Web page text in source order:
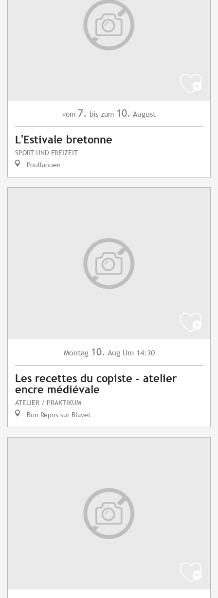
vom 7. bis zum 10. August
L'Estivale bretonne
SPORT UND FREIZEIT
Poullaouen
Montag 10. Aug Um 14:30
Les recettes du copiste – atelier
encre médiévale
ATELIER / PRAKTIKUM
Bon Repos sur Blavet